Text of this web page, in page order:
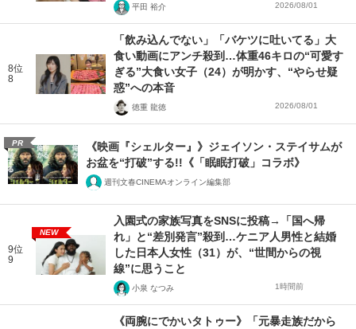
平田 裕介 2026/08/01
8位
8
「飲み込んでない」「バケツに吐いてる」大
食い動画にアンチ殺到…体重46キロの“可愛す
ぎる”大食い女子（24）が明かす、“やらせ疑
惑”への本音
徳重 龍徳 2026/08/01
PR
《映画『シェルター』》ジェイソン・ステイサムが
お盆を“打破”する!!《「眠眠打破」コラボ》
週刊文春CINEMAオンライン編集部
9位
9
NEW
入園式の家族写真をSNSに投稿→「国へ帰
れ」と“差別発言”殺到…ケニア人男性と結婚
した日本人女性（31）が、“世間からの視
線”に思うこと
小泉 なつみ 1時間前
《両腕にでかいタトゥー》「元暴走族だから